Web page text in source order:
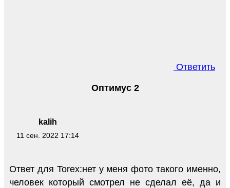
Ответить
kalih
11 сен. 2022 17:14
Оптимус 2
Ответ для Torex:нет у меня фото такого именно,
человек который смотрел не сделал её, да и